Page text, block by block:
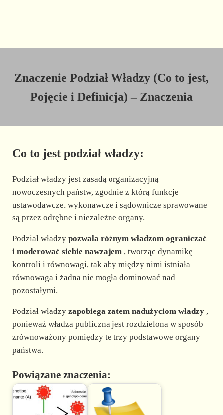
Znaczenie Podział Władzy (Co to jest,
Pojęcie i Definicja) – Znaczenia
Co to jest podział władzy:
Podział władzy jest zasadą organizacyjną
nowoczesnych państw, zgodnie z którą funkcje
ustawodawcze, wykonawcze i sądownicze sprawowane
są przez odrębne i niezależne organy.
Podział władzy pozwala różnym władzom ograniczać
i moderować siebie nawzajem, tworząc dynamikę
kontroli i równowagi, tak aby między nimi istniała
równowaga i żadna nie mogła dominować nad
pozostałymi.
Podział władzy zapobiega zatem nadużyciom władzy,
ponieważ władza publiczna jest rozdzielona w sposób
zrównoważony pomiędzy te trzy podstawowe organy
państwa.
Powiązane znaczenia: